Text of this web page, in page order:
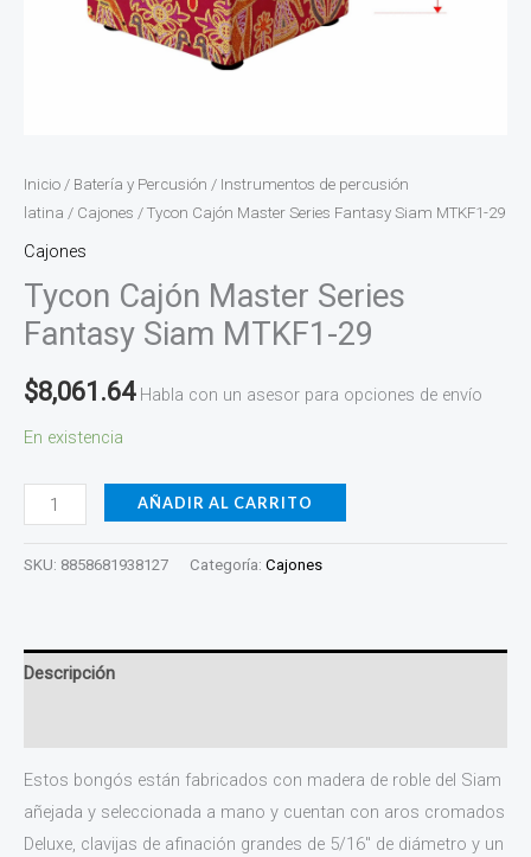
Inicio / Batería y Percusión / Instrumentos de percusión
latina / Cajones / Tycon Cajón Master Series Fantasy Siam MTKF1-29
Cajones
Tycon Cajón Master Series
Fantasy Siam MTKF1-29
$8,061.64 Habla con un asesor para opciones de envío
En existencia
AÑADIR AL CARRITO
SKU: 8858681938127 Categoría: Cajones
Descripción
Estos bongós están fabricados con madera de roble del Siam
añejada y seleccionada a mano y cuentan con aros cromados
Deluxe, clavijas de afinación grandes de 5/16″ de diámetro y un